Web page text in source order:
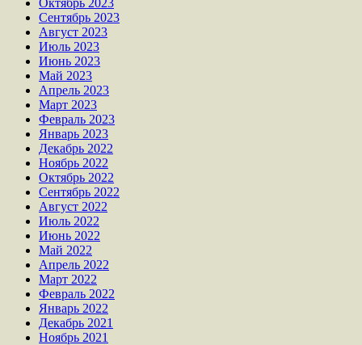
Сентябрь 2023
Август 2023
Июль 2023
Июнь 2023
Май 2023
Апрель 2023
Март 2023
Февраль 2023
Январь 2023
Декабрь 2022
Ноябрь 2022
Октябрь 2022
Сентябрь 2022
Август 2022
Июль 2022
Июнь 2022
Май 2022
Апрель 2022
Март 2022
Февраль 2022
Январь 2022
Декабрь 2021
Ноябрь 2021